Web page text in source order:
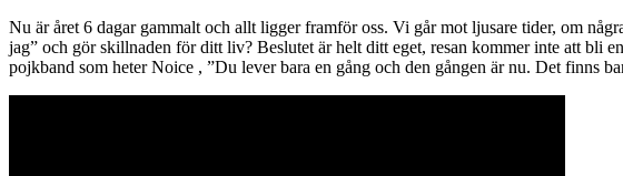
Nu är året 6 dagar gammalt och allt ligger framför oss. Vi går mot ljusare tider, om
jag” och gör skillnaden för ditt liv? Beslutet är helt ditt eget, resan kommer inte att bli
pojkband som heter Noice , ”Du lever bara en gång och den gången är nu. Det finns